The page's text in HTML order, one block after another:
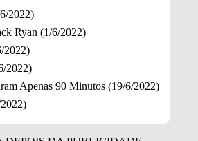
2022)
Ryan (1/6/2022)
2022)
2022)
Apenas 90 Minutos (19/6/2022)